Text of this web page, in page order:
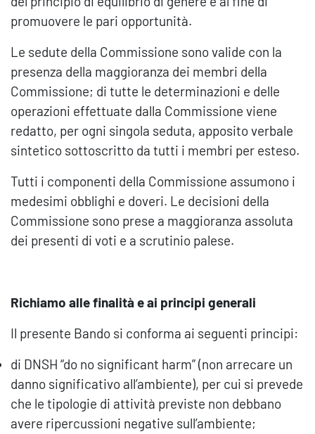
promuovere le pari opportunità.
Le sedute della Commissione sono valide con la
presenza della maggioranza dei membri della
Commissione; di tutte le determinazioni e delle
operazioni effettuate dalla Commissione viene
redatto, per ogni singola seduta, apposito verbale
sintetico sottoscritto da tutti i membri per esteso.
Tutti i componenti della Commissione assumono i
medesimi obblighi e doveri. Le decisioni della
Commissione sono prese a maggioranza assoluta
dei presenti di voti e a scrutinio palese.
Richiamo alle finalità e ai principi generali
Il presente Bando si conforma ai seguenti principi:
di DNSH “do no significant harm” (non arrecare un
danno significativo all’ambiente), per cui si prevede
che le tipologie di attività previste non debbano
avere ripercussioni negative sull’ambiente;